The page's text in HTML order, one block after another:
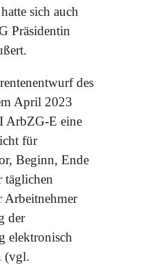
sich auch
Präsidentin
des
April 2023
ArbZG-E eine
für
Beginn, Ende
täglichen
Arbeitnehmer
der
elektronisch
(vgl.